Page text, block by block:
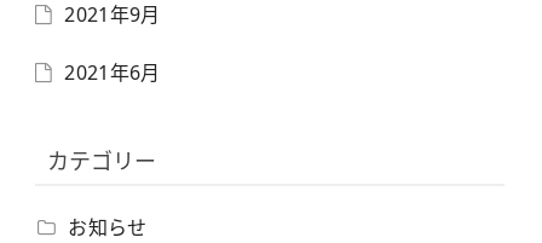
2021年9月
2021年6月
カテゴリー
お知らせ